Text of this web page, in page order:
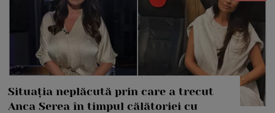
Situația neplăcută prin care a trecut
Anca Serea în timpul călătoriei cu